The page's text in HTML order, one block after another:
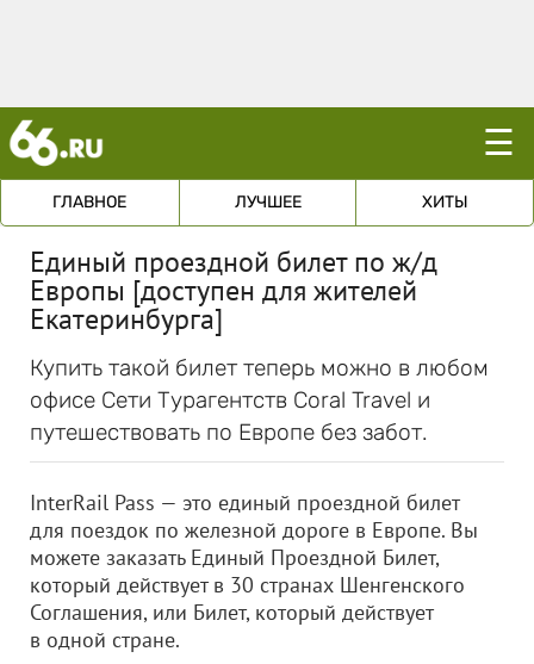
☰
ГЛАВНОЕ ЛУЧШЕЕ ХИТЫ
Единый проездной билет по ж/д
Европы [доступен для жителей
Екатеринбурга]
Купить такой билет теперь можно в любом
офисе Сети Турагентств Coral Travel и
путешествовать по Европе без забот.
InterRail Pass — это единый проездной билет
для поездок по железной дороге в Европе. Вы
можете заказать Единый Проездной Билет,
который действует в 30 странах Шенгенского
Соглашения, или Билет, который действует
в одной стране.